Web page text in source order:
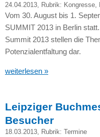
24.04.2013, Rubrik: Kongresse,
Vom 30. August bis 1.
SUMMIT2013 in Berlin
Summit 2013 stellen die
Potenzialentfaltung dar.
weiterlesen »
Leipziger
Besucher
18.03.2013, Rubrik: Termine